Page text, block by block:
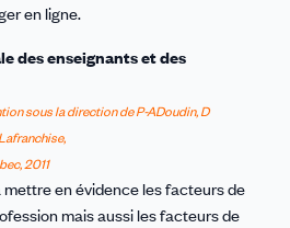
en ligne.
des enseignants et des
sous la direction de P-ADoudin, D
2011
mettre en évidence les facteurs de
mais aussi les facteurs de